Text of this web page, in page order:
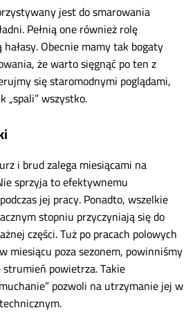
jest do smarowania
Pełnią one również rolę
Obecnie mamy tak bogaty
że warto sięgnąć po ten z
się staromodnymi poglądami,
„spali” wszystko.
i brud zalega miesiącami na
sprzyja to efektywnemu
jej pracy. Ponadto, wszelkie
stopniu przyczyniają się do
części. Tuż po pracach polowych
miesiącu poza sezonem, powinniśmy
powietrza. Takie
pozwoli na utrzymanie jej w